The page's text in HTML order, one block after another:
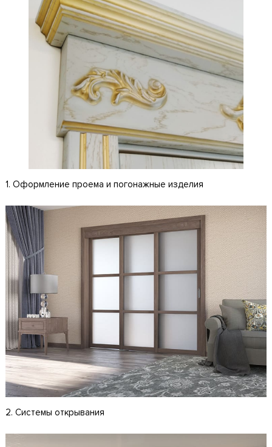
1. Оформление проема и погонажные изделия
2. Системы открывания